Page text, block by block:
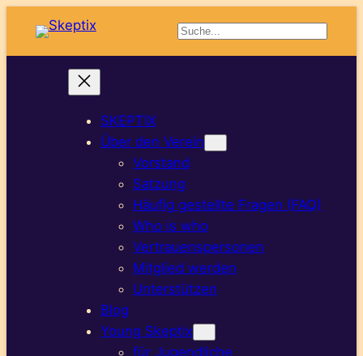
Suchen
SKEPTIX
Über den Verein
Vorstand
Satzung
Häufig gestellte Fragen (FAQ)
Who is who
Vertrauenspersonen
Mitglied werden
Unterstützen
Blog
Young Skeptix
für Jugendliche